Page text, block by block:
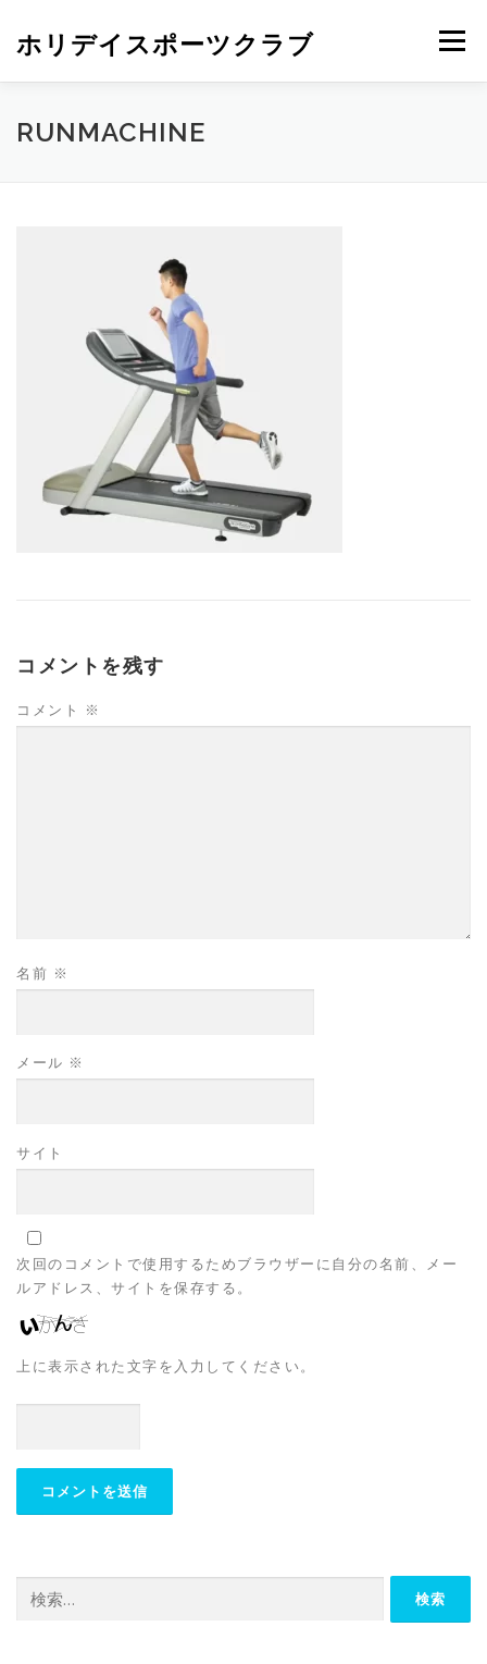
ホリデイスポーツクラブ メニュー
RUNMACHINE
コメントを残す
コメント ※
名前 ※
メール ※
サイト
次回のコメントで使用するためブラウザーに自分の名前、メー
ルアドレス、サイトを保存する。
上に表示された文字を入力してください。